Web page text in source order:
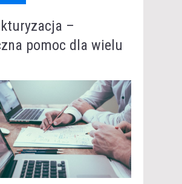
–
pomoc dla wielu